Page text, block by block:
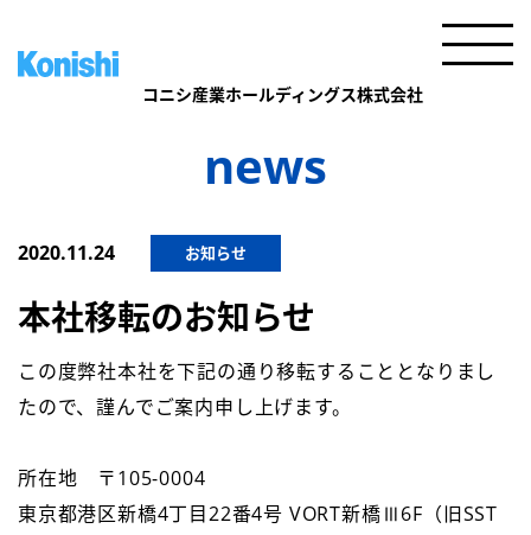
news
本社移転のお知らせ
2020.11.24 お知らせ
この度弊社本社を下記の通り移転することとなりまし
たので、謹んでご案内申し上げます。
所在地 〒105-0004
東京都港区新橋4丁目22番4号 VORT新橋Ⅲ6F（旧SST